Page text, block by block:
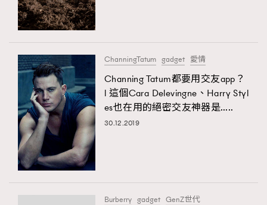
ChanningTatum gadget 愛情
Channing Tatum都要用交友app？
l 這個Cara Delevingne、Harry Styl
es也在用的絕密交友神器是…..
30.12.2019
Burberry gadget GenZ世代